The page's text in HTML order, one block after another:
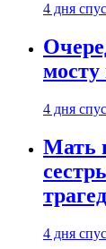
4 дня
мосту
4 дня
Мать
4 дня